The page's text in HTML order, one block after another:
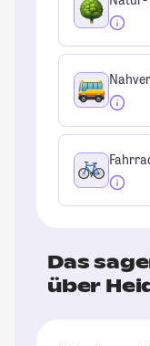
Das
über